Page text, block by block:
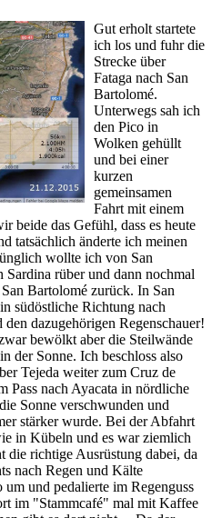
Gut erholt startete
ich los und fuhr die
Strecke über
Fataga nach San
Bartolomé.
Unterwegs sah ich
den Pico in
Wolken gehüllt
und bei einer
kurzen
gemeinsamen
Fahrt mit einem
beide das Gefühl, dass es heute
tatsächlich änderte ich meinen
wollte ich von San
rüber und dann nochmal
Bartolomé zurück. In San
südöstliche Richtung nach
dazugehörigen Regenschauer!
bewölkt aber die Steilwände
der Sonne. Ich beschloss also
Tejeda weiter zum Cruz de
Pass nach Ayacata in nördliche
Sonne verschwunden und
stärker wurde. Bei der Abfahrt
in Kübeln und es war ziemlich
die richtige Ausrüstung dabei, da
nach Regen und Kälte
um und pedalierte im Regenguss
im "Stammcafé" mal mit Kaffee